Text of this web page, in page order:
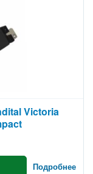
Victoria
Подробнее